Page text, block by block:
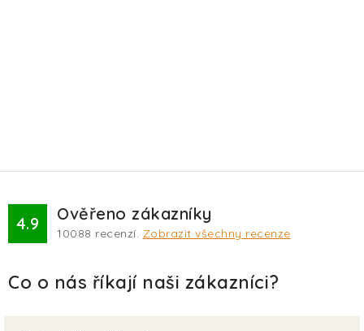
4.9 Ověřeno zákazníky
10088 recenzí. Zobrazit všechny recenze